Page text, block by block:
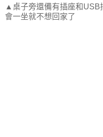
▲桌子旁還備有插座和USB
會一坐就不想回家了